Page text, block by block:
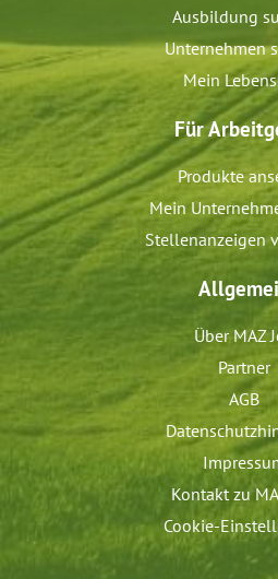
Ausbildung
Unternehmen
Mein
Für
Produkte
Mein
Stellenanzeigen
Über MAZ
Partner
AGB
Kontakt zu
Cookie-